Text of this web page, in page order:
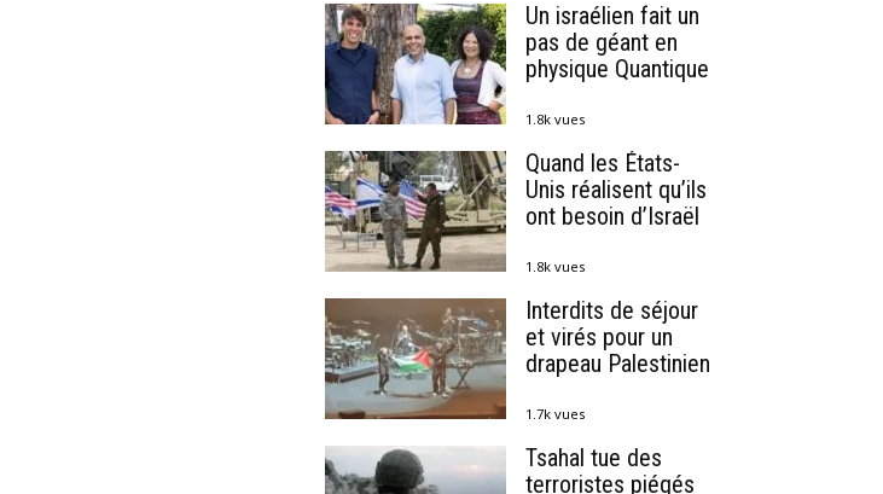
Un israélien fait un
pas de géant en
physique Quantique
1.8k vues
Quand les États-
Unis réalisent qu’ils
ont besoin d’Israël
1.8k vues
Interdits de séjour
et virés pour un
drapeau Palestinien
1.7k vues
Tsahal tue des
terroristes piégés